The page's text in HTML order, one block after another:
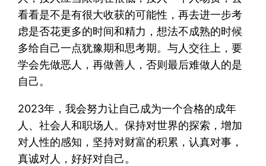
看看是不是有很大收获的可能性，再去进一步考
虑是否花更多的时间和精力，想法不成熟的时候
多给自己一点犹豫期和思考期。与人交往上，要
学会先做恶人，再做善人，否则最后难做人的是
自己。
2023年，我会努力让自己成为一个合格的成年
人、社会人和职场人。保持对世界的探索，增加
对人性的感知，坚持对财富的积累，认真对事，
真诚对人，好好对自己。